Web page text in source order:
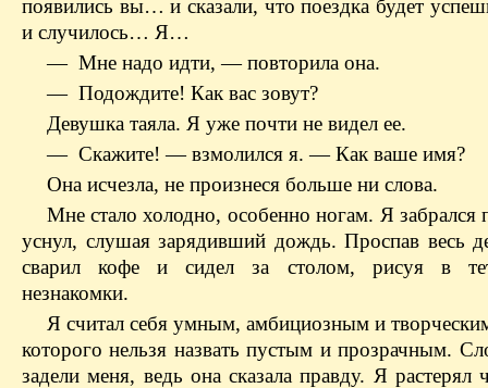
появились вы… и сказали, что поездка будет
и случилось… Я…
— Мне надо идти, — повторила она.
— Подождите! Как вас зовут?
Девушка таяла. Я уже почти не видел ее.
— Скажите! — взмолился я. — Как ваше имя?
Она исчезла, не произнеся больше ни слова.
Мне стало холодно, особенно ногам. Я забрался
уснул, слушая зарядивший дождь. Проспав весь
сварил кофе и сидел за столом, рисуя в
незнакомки.
Я считал себя умным, амбициозным и
которого нельзя назвать пустым и прозрачным.
задели меня, ведь она сказала правду. Я растерял